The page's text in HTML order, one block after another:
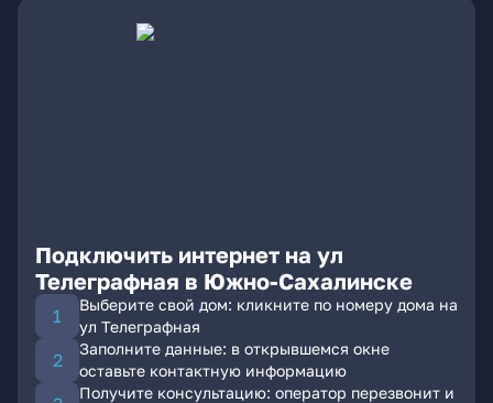
Подключить интернет на ул
Телеграфная в Южно-Сахалинске
Выберите свой дом: кликните по номеру дома на
ул Телеграфная
Заполните данные: в открывшемся окне
оставьте контактную информацию
Получите консультацию: оператор перезвонит и